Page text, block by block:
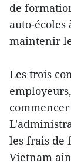
de
auto-
maintenir
Les trois
les frais de
Vietnam